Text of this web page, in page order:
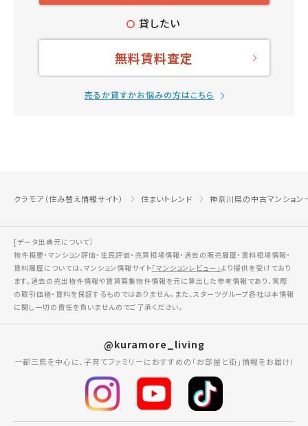
貸したい
無料賃料査定
売るか貸すかお悩みの方はこちら
クラモア（住み替え情報サイト） 住まいトレンド 神奈川県の中古マンション
[データ出典元について］
物件概要・マンション評価・住民評価・売買相場情報・過去の販売履歴・賃料相場情報・
賃料履歴については、マンション情報サイト「マンションレビュー」より提供を受けており
ます。過去の売出物件情報や賃貸募集物件情報を元に算出した参考情報であり、実際
の取引価格・賃料を保証するものではありません。また、スターツグループ各社は本情報
に関し一切の責任を負いませんのでご了承ください。
@kuramore_living
一都三県を中心に、子育てファミリーにおすすめの「お部屋と街」情報をお届け!